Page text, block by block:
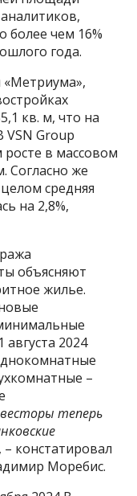
более чем 16%
года.
кв. м, что на
VSN Group
в массовом
Согласно же
средняя
на 2,8%,
объясняют
жилье.
2024
–
теперь
, – констатировал
Моребис.